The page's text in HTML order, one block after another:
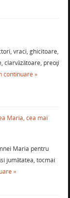
vraci, ghicitoare,
clarvăzătoare, preoţi
continuare »
Maria, cea mai
Maria pentru
jumătatea, tocmai
»